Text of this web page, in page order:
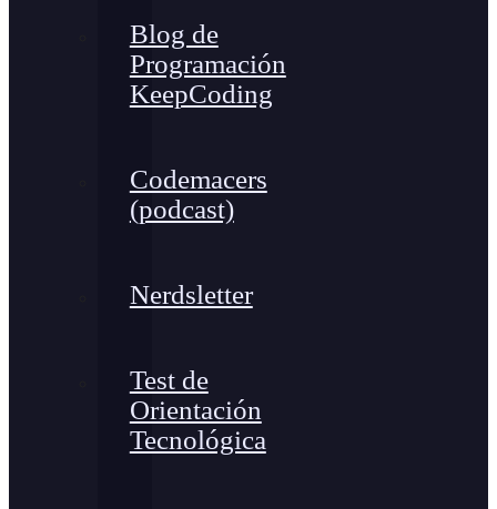
Blog de
Programación
KeepCoding
Codemacers
(podcast)
Nerdsletter
Test de
Orientación
Tecnológica